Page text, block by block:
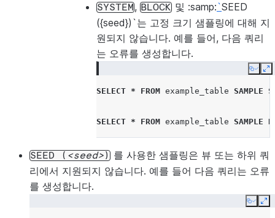
SYSTEM, BLOCK 및 :samp:`SEED
({seed})`는 고정 크기 샘플링에 대해 지
원되지 않습니다. 예를 들어, 다음 쿼리
는 오류를 생성합니다.
Copy
SELECT * FROM example_table SAMPLE
SELECT * FROM example_table SAMPLE
SEED ( seed ) 를 사용한 샘플링은 뷰 또는 하위 쿼
리에서 지원되지 않습니다. 예를 들어 다음 쿼리는 오류
를 생성합니다.
Copy